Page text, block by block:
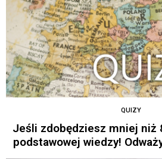
QUIZY
Jeśli zdobędziesz mniej niż
podstawowej wiedzy!